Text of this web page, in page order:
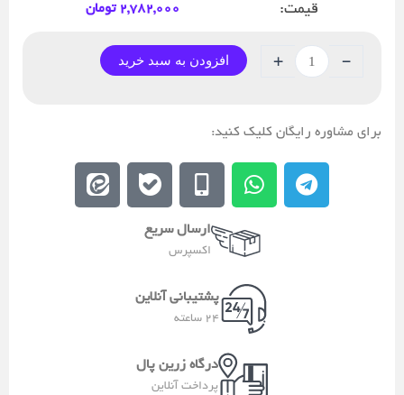
قیمت: 2,782,000 تومان
-
ویتامینز
(با
ویتامین
+ افزودن به سبد خرید
برای مشاوره رایگان کلیک کنید:
T
e
W
h
t
s
a
p
p
M
o
i
-
l
t
E
b
l
E
e
ارسال سریع
اکسپرس
پشتیبانی آنلاین
24 ساعته
درگاه زرین پال
پرداخت آنلاین